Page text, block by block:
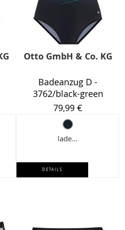
Otto GmbH & Co. KG
Badeanzug D -
3762/black-green
79,99 €
lade...
DETAILS